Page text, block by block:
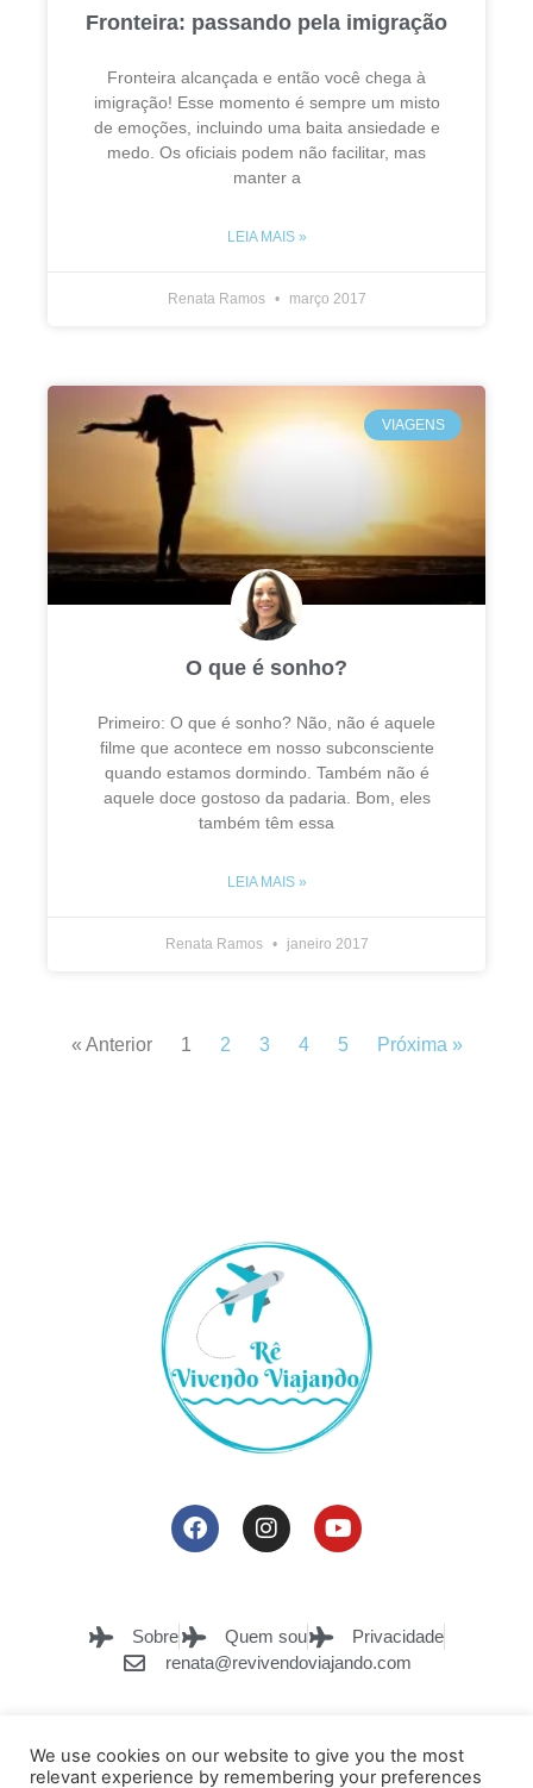
Fronteira: passando pela imigração
Fronteira alcançada e então você chega à
imigração! Esse momento é sempre um misto
de emoções, incluindo uma baita ansiedade e
medo. Os oficiais podem não facilitar, mas
manter a
LEIA MAIS »
Renata Ramos março 2017
VIAGENS
O que é sonho?
Primeiro: O que é sonho? Não, não é aquele
filme que acontece em nosso subconsciente
quando estamos dormindo. Também não é
aquele doce gostoso da padaria. Bom, eles
também têm essa
LEIA MAIS »
Renata Ramos janeiro 2017
« Anterior 1 2 3 4 5 Próxima »
Sobre Quem sou
Privacidade
renata@revivendoviajando.com
We use cookies on our website to give you the most
relevant experience by remembering your preferences